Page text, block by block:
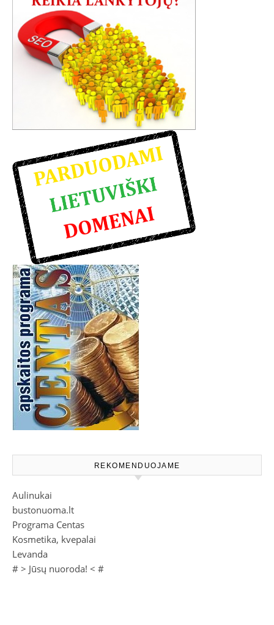
REKOMENDUOJAME
Aulinukai
bustonuoma.lt
Programa Centas
Kosmetika, kvepalai
Levanda
# > Jūsų nuoroda! < #